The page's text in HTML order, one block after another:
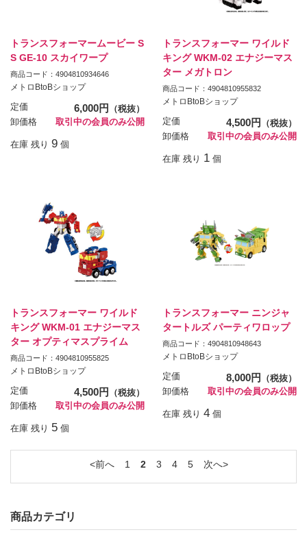
トランスフォーマームービー S
S GE-10 スカイワープ
商品コード：4904810934646
メトロBtoBショップ
定価 6,000円
（税抜）
卸価格
取引中の会員のみ公開
在庫 残り 9 個
トランスフォーマー ワイルド
キング WKM-02 エナジーマス
ター メガトロン
商品コード：4904810955832
メトロBtoBショップ
定価 4,500円
（税抜）
卸価格
取引中の会員のみ公開
在庫 残り 1 個
トランスフォーマー ワイルド
キング WKM-01 エナジーマス
ター オプティマスプライム
商品コード：4904810955825
メトロBtoBショップ
定価 4,500円
（税抜）
卸価格
取引中の会員のみ公開
在庫 残り 5 個
トランスフォーマー ニンジャ
タートルズ パーティワロップ
商品コード：4904810948643
メトロBtoBショップ
定価 8,000円
（税抜）
卸価格
取引中の会員のみ公開
在庫 残り 4 個
前へ 1 2 3 4 5 次へ
商品カテゴリ